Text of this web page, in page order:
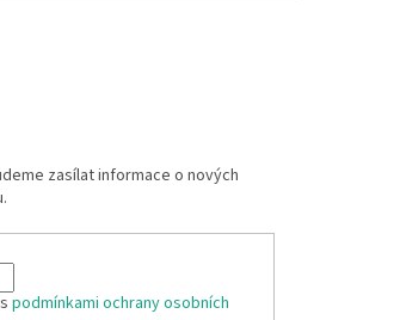
zasílat informace o nových
spodmínkami ochrany osobních